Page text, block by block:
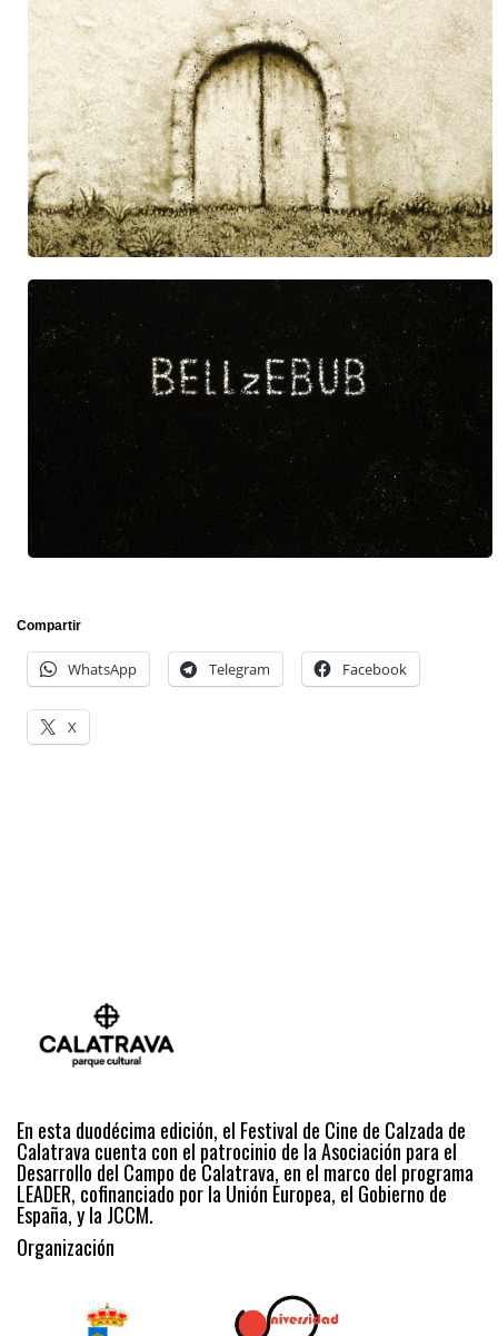
Compartir
WhatsApp Telegram Facebook
X
En esta duodécima edición, el Festival de Cine de Calzada de
Calatrava cuenta con el patrocinio de la Asociación para el
Desarrollo del Campo de Calatrava, en el marco del programa
LEADER, cofinanciado por la Unión Europea, el Gobierno de
España, y la JCCM.
Organización